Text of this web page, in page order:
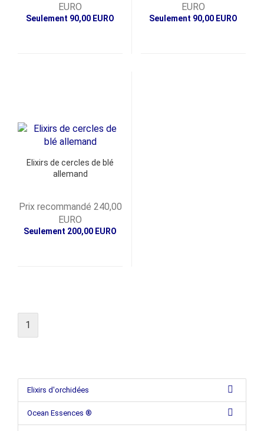
EURO
Seulement 90,00 EURO
EURO
Seulement 90,00 EURO
Elixirs de cercles de blé
allemand
Prix recommandé 240,00
EURO
Seulement 200,00 EURO
1
Elixirs d'orchidées
Ocean Essences ®